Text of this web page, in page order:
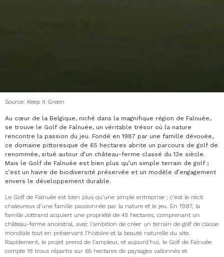
Source: Keep it Green
Au cœur de la Belgique, niché dans la magnifique région de Falnuée,
se trouve le Golf de Falnuée, un véritable trésor où la nature
rencontre la passion du jeu. Fondé en 1987 par une famille dévouée,
ce domaine pittoresque de 65 hectares abrite un parcours de golf de
renommée, situé autour d’un château-ferme classé du 13e siècle.
Mais le Golf de Falnuée est bien plus qu’un simple terrain de golf ;
c’est un havre de biodiversité préservée et un modèle d’engagement
envers le développement durable.
Le Golf de Falnuée est bien plus qu’une simple entreprise ; c’est le récit
chaleureux d’une famille passionnée par la nature et le jeu. En 1987, la
famille Jottrand acquiert une propriété de 45 hectares, comprenant un
château-ferme ancestral, avec l’ambition de créer un terrain de golf de classe
mondiale tout en préservant l’histoire et la beauté naturelle du site.
Rapidement, le projet prend de l’ampleur, et aujourd’hui, le Golf de Falnuée
compte 18 trous répartis sur 65 hectares de paysages vallonnés et